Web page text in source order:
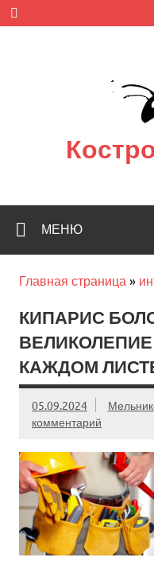
Skip
content
МЕНЮ
Главная страница »
КИПАРИС
КАЖДОМ
05.09.2024
комментарий